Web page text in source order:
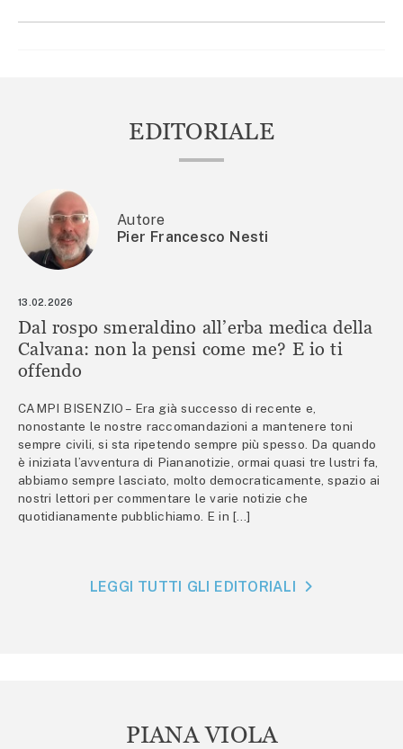
EDITORIALE
Autore
Pier Francesco Nesti
13.02.2026
Dal rospo smeraldino all’erba medica della
Calvana: non la pensi come me? E io ti
offendo
CAMPI BISENZIO – Era già successo di recente e,
nonostante le nostre raccomandazioni a mantenere toni
sempre civili, si sta ripetendo sempre più spesso. Da quando
è iniziata l’avventura di Piananotizie, ormai quasi tre lustri fa,
abbiamo sempre lasciato, molto democraticamente, spazio ai
nostri lettori per commentare le varie notizie che
quotidianamente pubblichiamo. E in […]
LEGGI TUTTI GLI EDITORIALI
PIANA VIOLA